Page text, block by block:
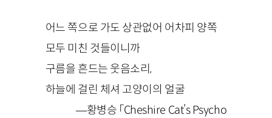
어느 쪽으로 가도 상관없어 어차피 양쪽
모두 미친 것들이니까
구름을 흔드는 웃음소리,
하늘에 걸린 체셔 고양이의 얼굴
—황병승 「Cheshire Cat’s Psycho